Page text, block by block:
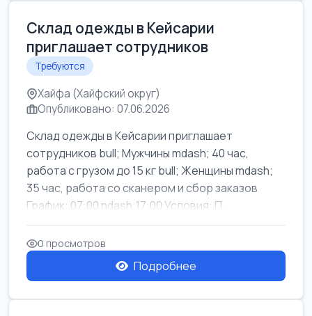
Склад одежды в Кейсарии
приглашает сотрудников
Требуются
Хайфа (Хайфский округ)
Опубликовано: 07.06.2026
Склад одежды в Кейсарии приглашает
сотрудников bull; Мужчины mdash; 40 час,
работа с грузом до 15 кг bull; Женщины mdash;
35 час, работа со сканером и сбор заказов
График: 07:00 ndash;17:00 Условия: П...
0 просмотров
Подробнее